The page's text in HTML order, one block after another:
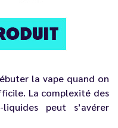
la vape quand on
La complexité des
peut s’avérer